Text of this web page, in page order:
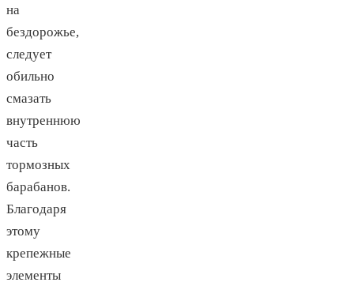
на
бездорожье,
следует
обильно
смазать
внутреннюю
часть
тормозных
барабанов.
Благодаря
этому
крепежные
элементы